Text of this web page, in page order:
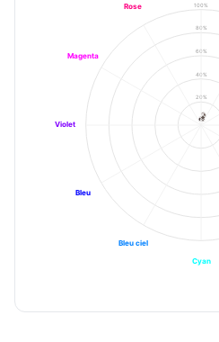
20%
40%
60%
80%
100%
Cyan
Bleu ciel
Bleu
Violet
Magenta
Rose